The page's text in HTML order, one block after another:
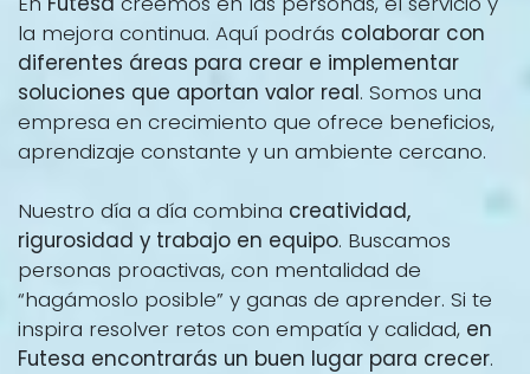
la mejora continua. Aquí podrás colaborar con
diferentes áreas para crear e implementar
soluciones que aportan valor real. Somos una
empresa en crecimiento que ofrece beneficios,
aprendizaje constante y un ambiente cercano.
Nuestro día a día combina creatividad,
rigurosidad y trabajo en equipo. Buscamos
personas proactivas, con mentalidad de
“hagámoslo posible” y ganas de aprender. Si te
inspira resolver retos con empatía y calidad, en
Futesa encontrarás un buen lugar para crecer.